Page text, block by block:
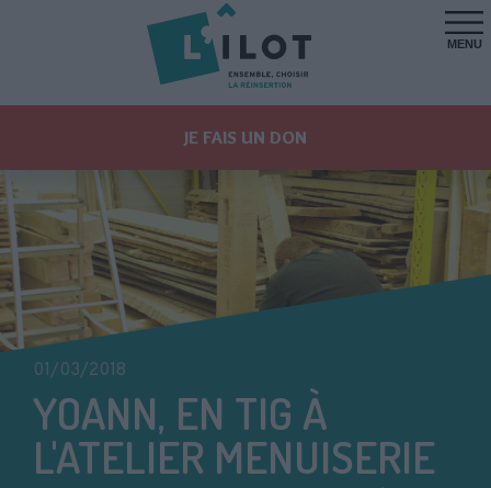
MENU
JE FAIS UN DON
01/03/2018
YOANN, EN TIG À
L'ATELIER MENUISERIE